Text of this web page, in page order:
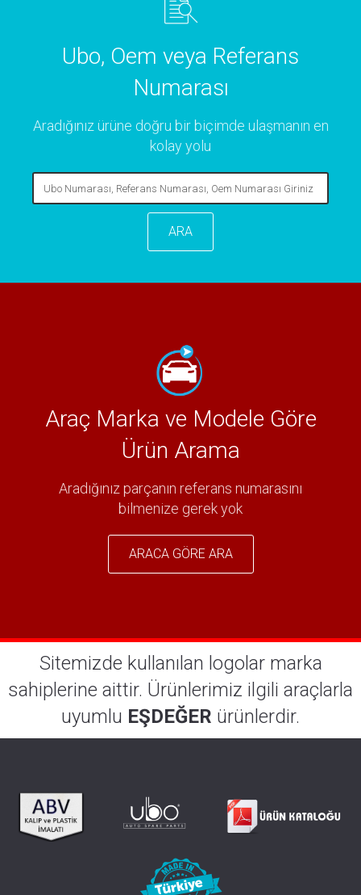
Ubo, Oem veya Referans
Numarası
Aradığınız ürüne doğru bir biçimde ulaşmanın en
kolay yolu
ARA
Araç Marka ve Modele Göre
Ürün Arama
Aradığınız parçanın referans numarasını
bilmenize gerek yok
ARACA GÖRE ARA
Sitemizde kullanılan logolar marka
sahiplerine aittir. Ürünlerimiz ilgili araçlarla
uyumlu EŞDEĞER ürünlerdir.